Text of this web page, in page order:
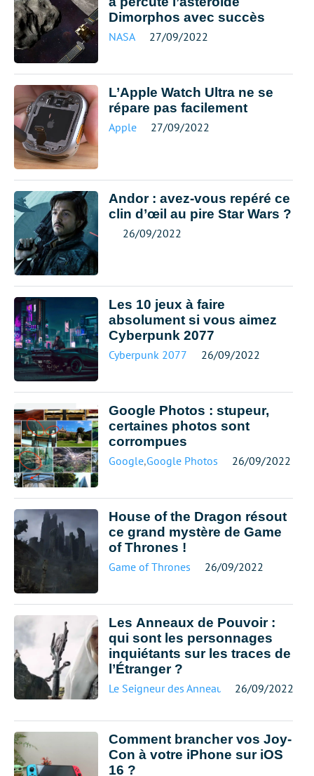
Dimorphos avec succès
NASA 27/09/2022
L’Apple Watch Ultra ne se
répare pas facilement
Apple 27/09/2022
Andor : avez-vous repéré ce
clin d’œil au pire Star Wars ?
26/09/2022
Les 10 jeux à faire
absolument si vous aimez
Cyberpunk 2077
Cyberpunk 2077 26/09/2022
Google Photos : stupeur,
certaines photos sont
corrompues
Google,Google Photos 26/09/2022
House of the Dragon résout
ce grand mystère de Game
of Thrones !
Game of Thrones 26/09/2022
Les Anneaux de Pouvoir :
qui sont les personnages
inquiétants sur les traces de
l’Étranger ?
Le Seigneur des Anneaux 26/09/2022
Comment brancher vos Joy-
Con à votre iPhone sur iOS
16 ?